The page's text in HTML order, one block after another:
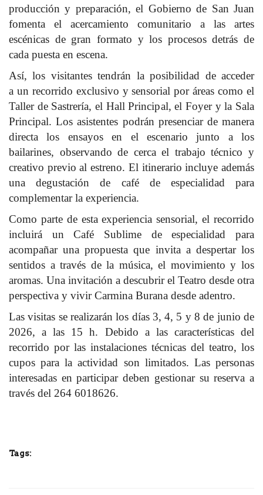
producción y preparación, el Gobierno de San Juan
fomenta el acercamiento comunitario a las artes
escénicas de gran formato y los procesos detrás de
cada puesta en escena.
Así, los visitantes tendrán la posibilidad de acceder
a un recorrido exclusivo y sensorial por áreas como el
Taller de Sastrería, el Hall Principal, el Foyer y la Sala
Principal. Los asistentes podrán presenciar de manera
directa los ensayos en el escenario junto a los
bailarines, observando de cerca el trabajo técnico y
creativo previo al estreno. El itinerario incluye además
una degustación de café de especialidad para
complementar la experiencia.
Como parte de esta experiencia sensorial, el recorrido
incluirá un Café Sublime de especialidad para
acompañar una propuesta que invita a despertar los
sentidos a través de la música, el movimiento y los
aromas. Una invitación a descubrir el Teatro desde otra
perspectiva y vivir Carmina Burana desde adentro.
Las visitas se realizarán los días 3, 4, 5 y 8 de junio de
2026, a las 15 h. Debido a las características del
recorrido por las instalaciones técnicas del teatro, los
cupos para la actividad son limitados. Las personas
interesadas en participar deben gestionar su reserva a
través del 264 6018626.
Tags: